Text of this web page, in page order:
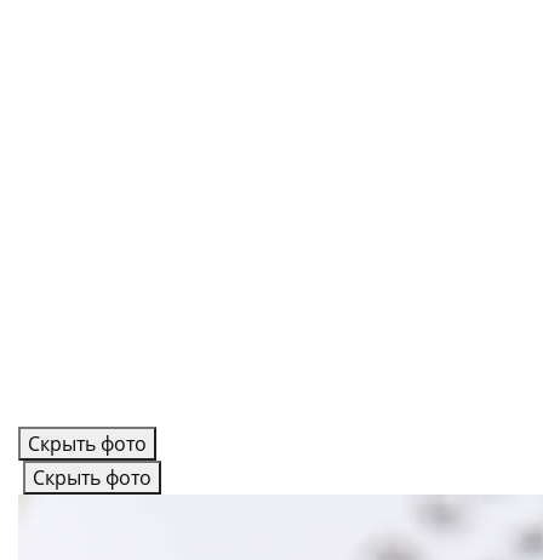
Скрыть фото
Скрыть фото